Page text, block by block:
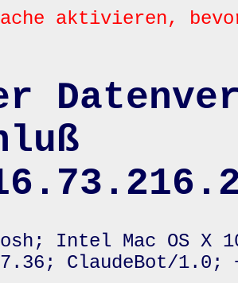
aktivieren,
Intel Mac OS X
ClaudeBot/1.0;